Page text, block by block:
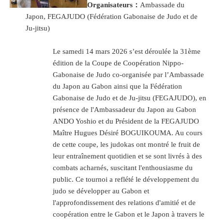
Organisateurs： Ambassade du
Japon, FEGAJUDO (Fédération Gabonaise de Judo et de
Ju-jitsu)
Le samedi 14 mars 2026 s’est déroulée la 31ème
édition de la Coupe de Coopération Nippo-
Gabonaise de Judo co-organisée par l’Ambassade
du Japon au Gabon ainsi que la Fédération
Gabonaise de Judo et de Ju-jitsu (FEGAJUDO), en
présence de l'Ambassadeur du Japon au Gabon
ANDO Yoshio et du Président de la FEGAJUDO
Maître Hugues Désiré BOGUIKOUMA. Au cours
de cette coupe, les judokas ont montré le fruit de
leur entraînement quotidien et se sont livrés à des
combats acharnés, suscitant l'enthousiasme du
public. Ce tournoi a reflété le développement du
judo se développer au Gabon et
l'approfondissement des relations d'amitié et de
coopération entre le Gabon et le Japon à travers le